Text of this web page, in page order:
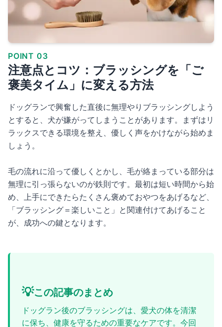
POINT 03
注意点とコツ：ブラッシングを「ご
褒美タイム」に変える方法
ドッグランで興奮した直後に無理やりブラッシングしよう
とすると、犬が嫌がってしまうことがあります。まずはリ
ラックスできる環境を整え、優しく声をかけながら始めま
しょう。
毛の流れに沿って優しくとかし、毛が絡まっている部分は
無理に引っ張らないのが鉄則です。最初は短い時間から始
め、上手にできたらたくさん褒めておやつをあげるなど、
「ブラッシング＝楽しいこと」と関連付けてあげること
が、成功への鍵となります。
💡この記事のまとめ
ドッグラン後のブラッシングは、愛犬の体を清潔
に保ち、健康を守るための重要なケアです。今回